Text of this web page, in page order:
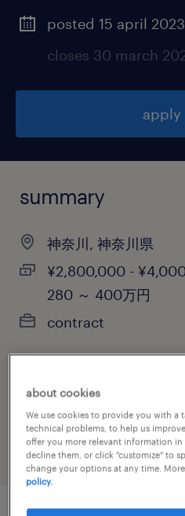
posted 15 april 2023
closes 30 march
apply
summary
神奈川, 神奈川県
¥2,800,000 -
280 ～ 400万円
contract
job category
other
about cookies
We use cookies to provide you with a
technical problems, to help us
offer you more relevant information in
decline them, or click "customize" to
change your options at any time.
policy.